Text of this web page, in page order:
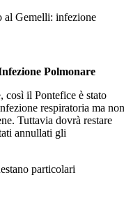
al Gemelli: infezione
Polmonare
così il Pontefice è stato
respiratoria ma non
Tuttavia dovrà restare
annullati gli
particolari